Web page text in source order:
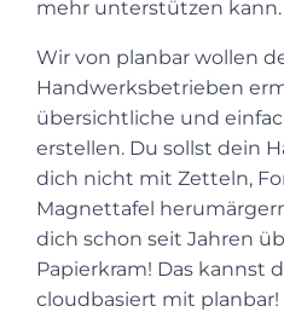
mehr unterstützen kann.
Wir von planbar wollen
Handwerksbetrieben
übersichtliche und
erstellen. Du sollst dein
dich nicht mit Zetteln,
Magnettafel
dich schon seit Jahren
Papierkram! Das kannst
cloudbasiert mit planbar!